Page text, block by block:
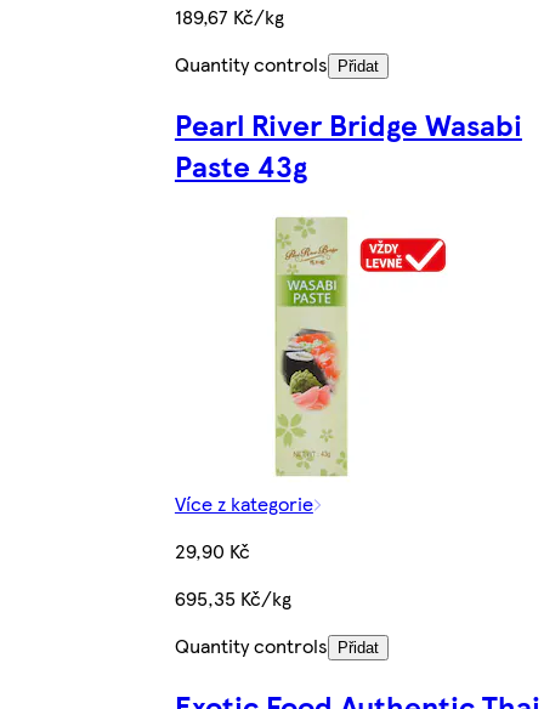
189,67 Kč/kg
Quantity controls
Přidat
Pearl River Bridge Wasabi
Paste 43g
Více z kategorie
29,90 Kč
695,35 Kč/kg
Quantity controls
Přidat